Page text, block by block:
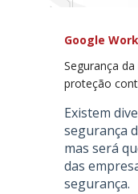
Google
Segurança
proteção
Existem
segurança
mas será
das
segurança.